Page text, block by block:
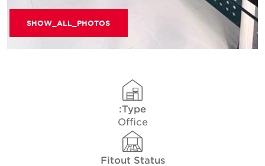
SHOW_ALL_PHOTOS
Type:
Office
Fitout Status